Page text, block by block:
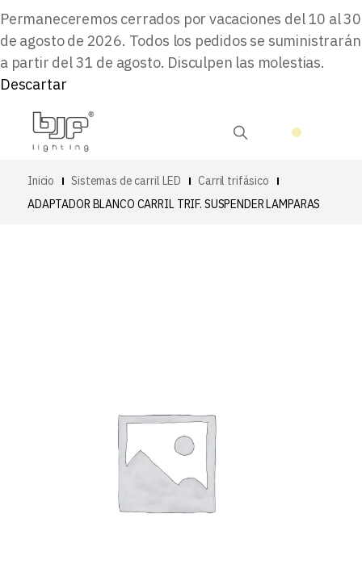
Permaneceremos cerrados por vacaciones del 10 al 30
de agosto de 2026. Todos los pedidos se suministrarán
a partir del 31 de agosto. Disculpen las molestias.
Descartar
Inicio Sistemas de carril LED
Carril trifásico
ADAPTADOR BLANCO CARRIL TRIF. SUSPENDER LAMPARAS